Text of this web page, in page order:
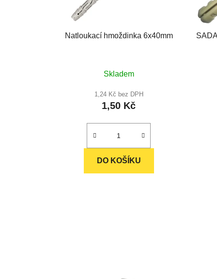
Natloukací hmoždinka 6x40mm
hodnocení
produktu
je
hvězdiček.
Skladem
1,24 Kč bez DPH
1,50 Kč
DO KOŠÍKU